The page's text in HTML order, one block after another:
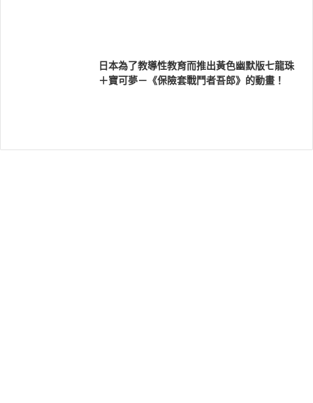
日本為了教導性教育而推出黃色幽默版七龍珠
＋寶可夢－《保險套戰鬥者吾郎》的動畫！